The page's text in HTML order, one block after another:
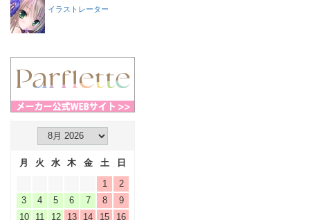
イラストレーター
月 火 水 木 金 土
日
1
2
3
4 5 6 7 8
9
10
11 12 13 14 15
16